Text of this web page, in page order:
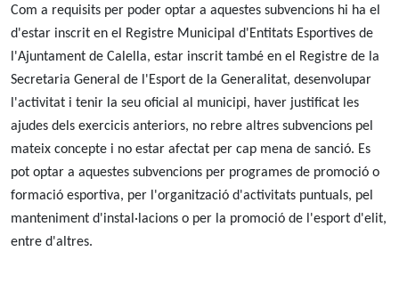
Com a requisits per poder optar a aquestes subvencions hi ha el
d'estar inscrit en el Registre Municipal d'Entitats Esportives de
l'Ajuntament de Calella, estar inscrit també en el Registre de la
Secretaria General de l'Esport de la Generalitat, desenvolupar
l'activitat i tenir la seu oficial al municipi, haver justificat les
ajudes dels exercicis anteriors, no rebre altres subvencions pel
mateix concepte i no estar afectat per cap mena de sanció. Es
pot optar a aquestes subvencions per programes de promoció o
formació esportiva, per l'organització d'activitats puntuals, pel
manteniment d'instal·lacions o per la promoció de l'esport d'elit,
entre d'altres.